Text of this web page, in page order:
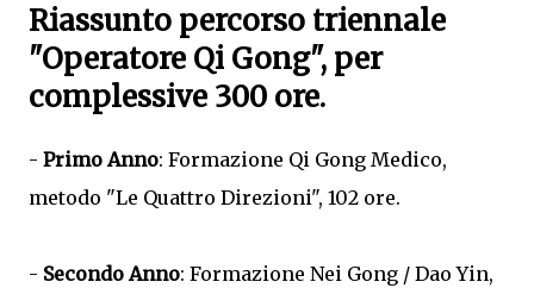
Riassunto percorso triennale
"Operatore Qi Gong", per
complessive 300 ore.
- Primo Anno: Formazione Qi Gong Medico,
metodo "Le Quattro Direzioni", 102 ore.
- Secondo Anno: Formazione Nei Gong / Dao Yin,